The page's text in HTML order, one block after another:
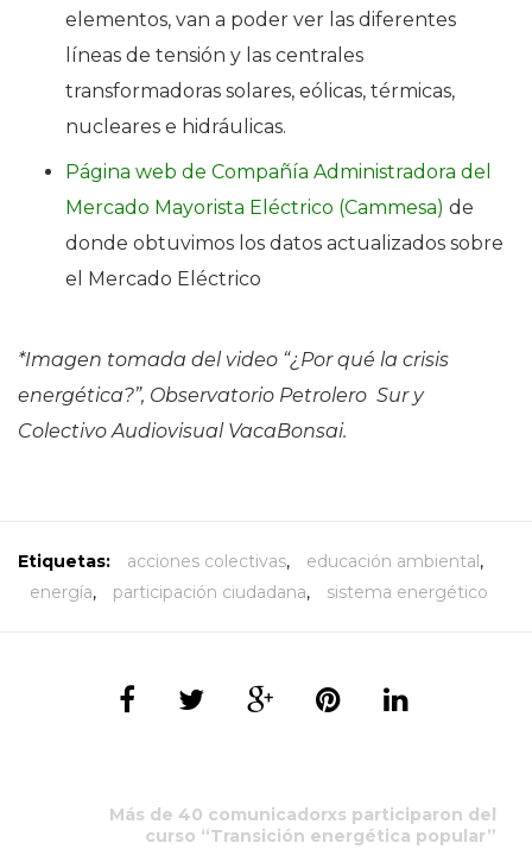
elementos, van a poder ver las diferentes
líneas de tensión y las centrales
transformadoras solares, eólicas, térmicas,
nucleares e hidráulicas.
Página web de Compañía Administradora del
Mercado Mayorista Eléctrico (Cammesa) de
donde obtuvimos los datos actualizados sobre
el Mercado Eléctrico
*Imagen tomada del video “¿Por qué la crisis
energética?”, Observatorio Petrolero Sur y
Colectivo Audiovisual VacaBonsai.
Etiquetas: acciones colectivas, educación ambiental ,
energía, participación ciudadana, sistema energético
Más de 40 comunicadorxs participaron del
curso “Transición energética popular”